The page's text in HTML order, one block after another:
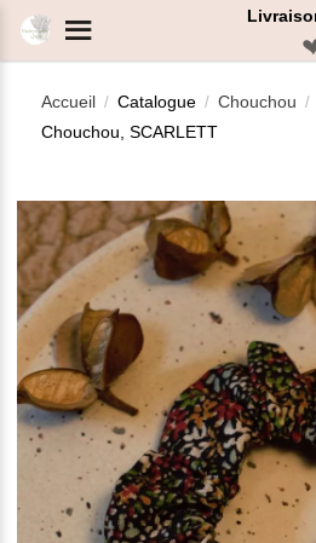
Accueil / Catalogue / Chouchou /
Chouchou, SCARLETT
Panneau de gestion des cookies